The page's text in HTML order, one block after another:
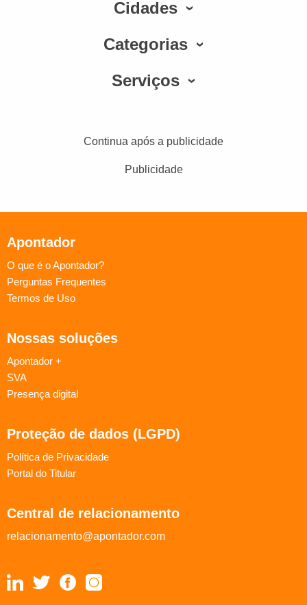
Cidades
Categorias
Serviços
Continua após a publicidade
Publicidade
Apontador
O que é o Apontador?
Perguntas Frequentes
Termos de Uso
Nossas soluções
Apontador +
SVA
Presença digital
Proteção de dados (LGPD)
Política de Privacidade
Portal do Titular
Central de relacionamento
relacionamento@apontador.com